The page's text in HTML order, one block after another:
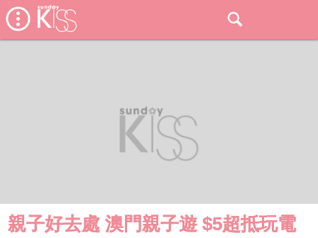
親子好去處 澳門親子遊 $5超抵玩電